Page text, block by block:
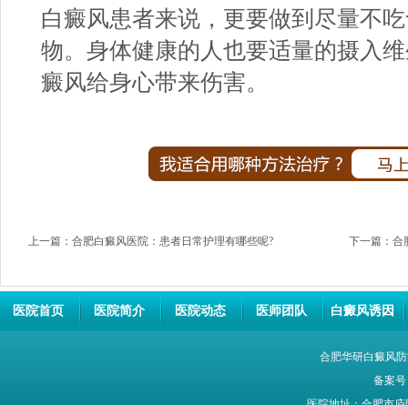
白癜风患者来说，更要做到尽量不
物。身体健康的人也要适量的摄入
癜风给身心带来伤害。
上一篇： 合肥白癜风医院：患者日常护理有哪些呢? 下一篇： 合
医院首页 医院简介 医院动态 医师团队 白癜风诱因
合肥华研白癜风
备案号